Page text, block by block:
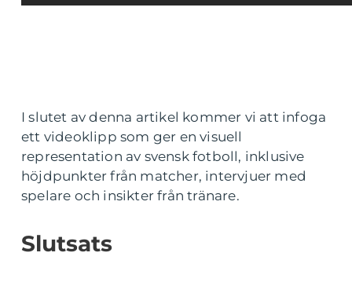
I slutet av denna artikel kommer vi att infoga
ett videoklipp som ger en visuell
representation av svensk fotboll, inklusive
höjdpunkter från matcher, intervjuer med
spelare och insikter från tränare.
Slutsats